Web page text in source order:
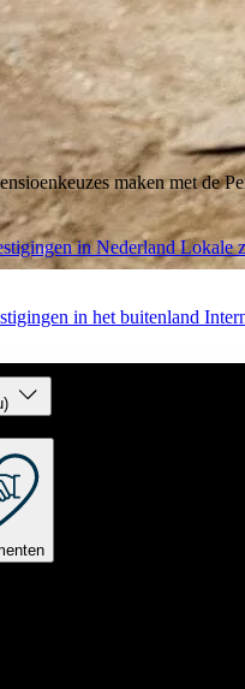
maken met de
in NederlandLokale
in het buitenland